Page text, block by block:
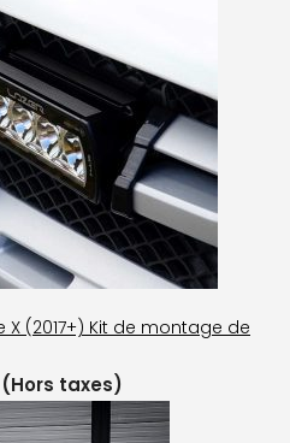
X (2017+) Kit de montage de
(Hors taxes)